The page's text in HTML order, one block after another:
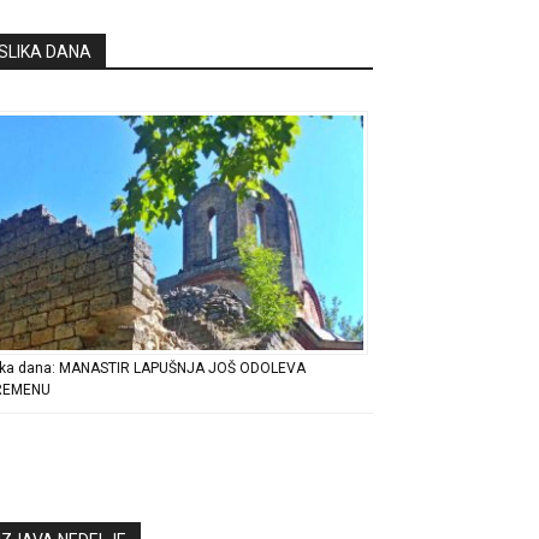
DANA
dana: MANASTIR LAPUŠNJA JOŠ ODOLEVA